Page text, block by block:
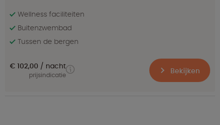
Wellness faciliteiten
Buitenzwembad
Tussen de bergen
€ 102,00 nacht
prijsindicatie Bekijken